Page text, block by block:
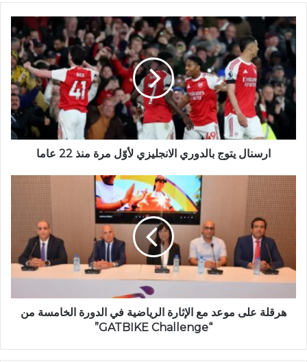
ارسنال يتوج بالدوري الانجليزي لأوّل مرة منذ 22 عاما
هرقلة على موعد مع الإثارة الرياضية في الدورة الخامسة من
“GATBIKE Challenge”